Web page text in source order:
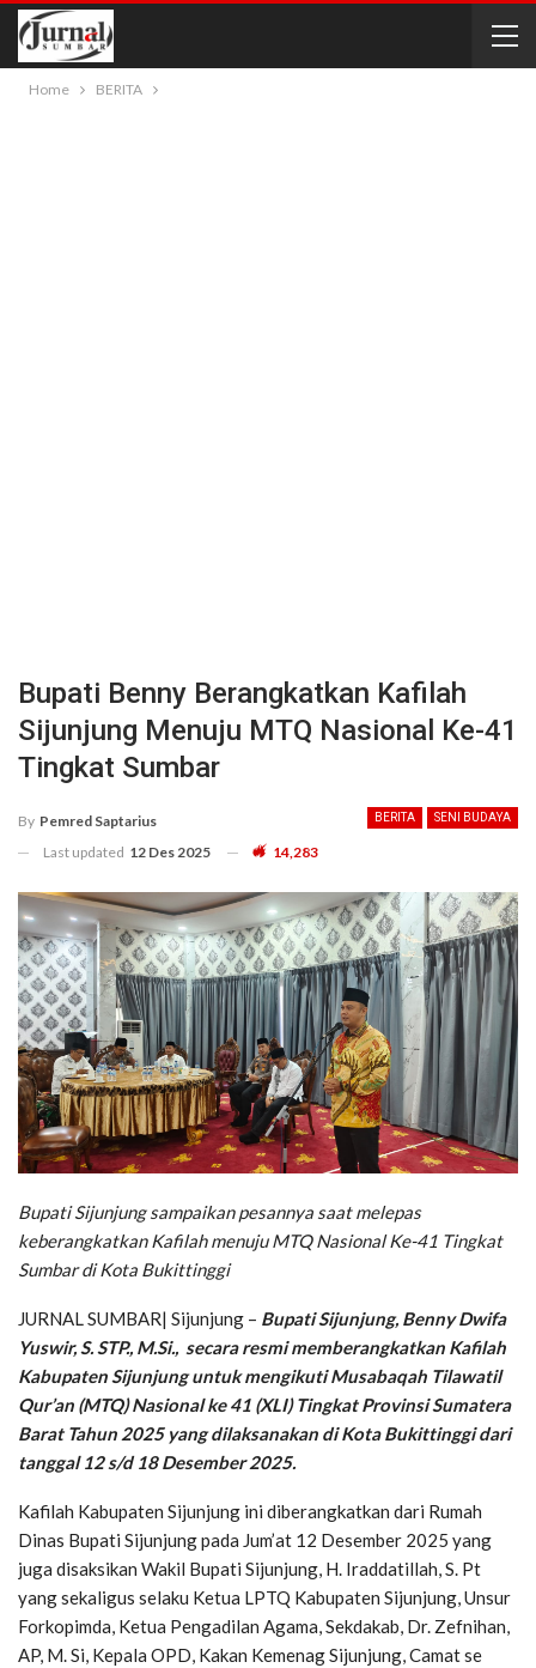
Home BERITA
Bupati Benny Berangkatkan Kafilah
Sijunjung Menuju MTQ Nasional Ke-41
Tingkat Sumbar
BERITA SENI BUDAYA
By Pemred Saptarius
Last updated 12 Des 2025 14,283
Bupati Sijunjung sampaikan pesannya saat melepas
keberangkatkan Kafilah menuju MTQ Nasional Ke-41 Tingkat
Sumbar di Kota Bukittinggi
JURNAL SUMBAR| Sijunjung – Bupati Sijunjung, Benny Dwifa
Yuswir, S. STP., M.Si., secara resmi memberangkatkan Kafilah
Kabupaten Sijunjung untuk mengikuti Musabaqah Tilawatil
Qur’an (MTQ) Nasional ke 41 (XLI) Tingkat Provinsi Sumatera
Barat Tahun 2025 yang dilaksanakan di Kota Bukittinggi dari
tanggal 12 s/d 18 Desember 2025.
Kafilah Kabupaten Sijunjung ini diberangkatkan dari Rumah
Dinas Bupati Sijunjung pada Jum’at 12 Desember 2025 yang
juga disaksikan Wakil Bupati Sijunjung, H. Iraddatillah, S. Pt
yang sekaligus selaku Ketua LPTQ Kabupaten Sijunjung, Unsur
Forkopimda, Ketua Pengadilan Agama, Sekdakab, Dr. Zefnihan,
AP, M. Si, Kepala OPD, Kakan Kemenag Sijunjung, Camat se